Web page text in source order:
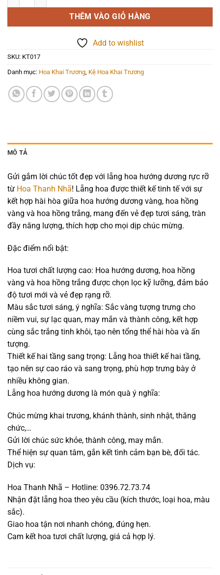
THÊM VÀO GIỎ HÀNG
Add to wishlist
SKU: KT017
Danh mục: Hoa Khai Trương Kệ Hoa Khai Trương
MÔ TẢ
Gửi gắm lời chúc tốt đẹp với lẵng hoa hướng dương rực rỡ
từ Hoa Thanh Nhã! Lẵng hoa được thiết kế tinh tế với sự
kết hợp hài hòa giữa hoa hướng dương vàng, hoa hồng
vàng và hoa hồng trắng, mang đến vẻ đẹp tươi sáng, tràn
đầy năng lượng, thích hợp cho mọi dịp chúc mừng.
Đặc điểm nổi bật:
Hoa tươi chất lượng cao: Hoa hướng dương, hoa hồng
vàng và hoa hồng trắng được chọn lọc kỹ lưỡng, đảm bảo
độ tươi mới và vẻ đẹp rạng rỡ.
Màu sắc tươi sáng, ý nghĩa: Sắc vàng tượng trưng cho
niềm vui, sự lạc quan, may mắn và thành công, kết hợp
cùng sắc trắng tinh khôi, tạo nên tổng thể hài hòa và ấn
tượng.
Thiết kế hai tầng sang trọng: Lẵng hoa thiết kế hai tầng,
tạo nên sự cao ráo và sang trọng, phù hợp trưng bày ở
nhiều không gian.
Lẵng hoa hướng dương là món quà ý nghĩa:
Chúc mừng khai trương, khánh thành, sinh nhật, thăng
chức,…
Gửi lời chúc sức khỏe, thành công, may mắn.
Thể hiện sự quan tâm, gắn kết tình cảm bạn bè, đối tác.
Dịch vụ:
Hoa Thanh Nhã – Hotline: 0396.72.73.74
Nhận đặt lẵng hoa theo yêu cầu (kích thước, loại hoa, màu
sắc).
Giao hoa tận nơi nhanh chóng, đúng hẹn.
Cam kết hoa tươi chất lượng, giá cả hợp lý.